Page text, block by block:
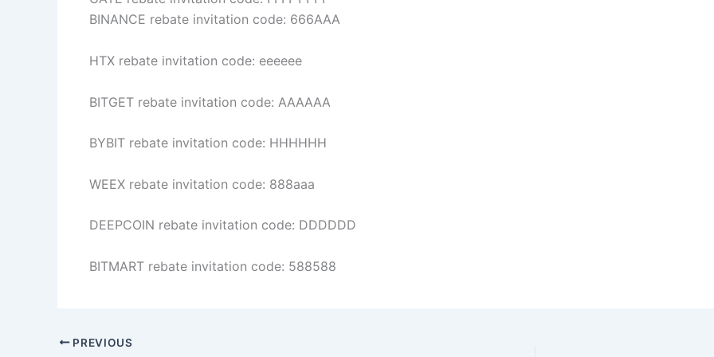
BINANCE rebate invitation code: 666AAA
HTX rebate invitation code: eeeeee
BITGET rebate invitation code: AAAAAA
BYBIT rebate invitation code: HHHHHH
WEEX rebate invitation code: 888aaa
DEEPCOIN rebate invitation code: DDDDDD
BITMART rebate invitation code: 588588
PREVIOUS